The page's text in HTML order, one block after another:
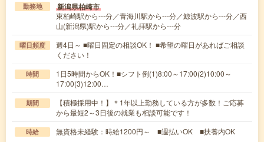
勤務地 新潟県柏崎市
東柏崎駅から---分／青海川駅から---分／鯨波駅から---分／西
山(新潟県)駅から---分／礼拝駅から---分
曜日頻度
週4日～ ■曜日固定の相談OK！ ■希望の曜日があればご相談
ください！
時間
1日5時間からOK！■シフト例(1)8:00～17:00(2)10:00～
17:00(3)12:00…
期間
【積極採用中！】＊1年以上勤務している方が多数！ご応募
から最短2～3日後の就業も相談可能です！
時給 無資格未経験：時給1200円～ ■週払いOK ■扶養内OK